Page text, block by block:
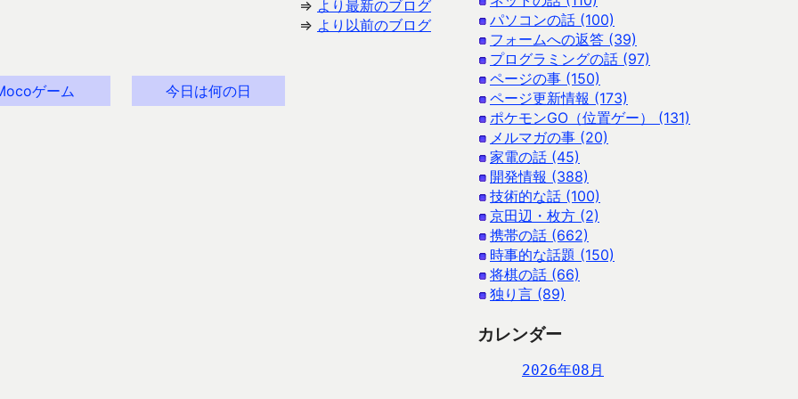
⇒ より最新のブログ
⇒ より以前のブログ
ゲーム 今日は何の日
パソコンの話 (100)
フォームへの返答 (39)
プログラミングの話 (97)
ページの事 (150)
ページ更新情報 (173)
ポケモンGO（位置ゲー） (131)
メルマガの事 (20)
家電の話 (45)
開発情報 (388)
技術的な話 (100)
京田辺・枚方 (2)
携帯の話 (662)
時事的な話題 (150)
将棋の話 (66)
独り言 (89)
カレンダー
2026年08月